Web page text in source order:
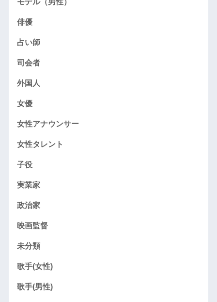
俳優
占い師
司会者
外国人
女優
女性アナウンサー
女性タレント
子役
実業家
政治家
映画監督
未分類
歌手(女性)
歌手(男性)